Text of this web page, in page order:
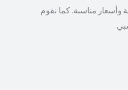
وأسعار مناسبة. كما نقوم